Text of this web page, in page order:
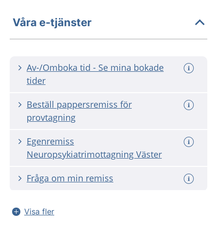
Våra e-tjänster
Av-/Omboka tid - Se mina bokade
tider
Beställ pappersremiss för
provtagning
Egenremiss
Neuropsykiatrimottagning Väster
Fråga om min remiss
Visa fler